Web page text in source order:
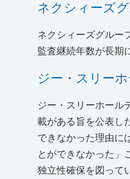
ネクシィーズ
ネクシィーズグルー
監査継続年数が長期
ジー・スリー
ジー・スリーホール
載がある旨を公表し
できなかった理由に
とができなかった」
独立性確保を図って